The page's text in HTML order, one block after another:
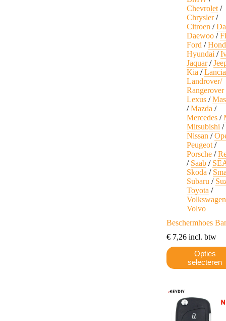
Chevrolet /
Chrysler/
Citroen /
Daewoo /
Ford /
Hyundai /
Jaquar/
Kia /Lancia
Landrover/
Rangerover
Lexus /
/Mazda /
Mercedes /
Mitsubishi /
Nissan /
Peugeot /
Porsche /
/ Saab /
Skoda /
Subaru /
Toyota /
Volkswagen
Volvo
Beschermhoes
€ 7,26 incl. btw
Opties
selecteren
Dit
product
heeft
Deze
optie
kan